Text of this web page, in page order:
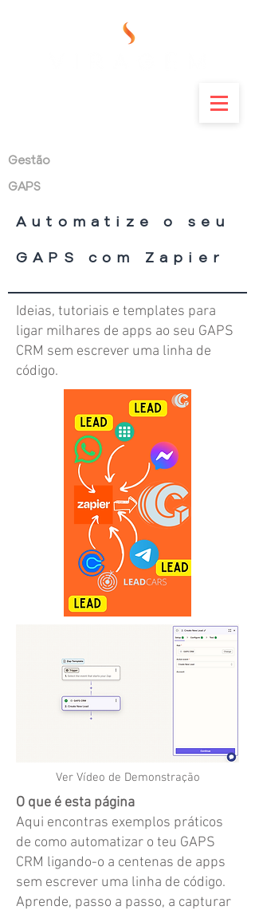
Gestão
GAPS
Automatize o seu
GAPS com Zapier
Ideias, tutoriais e templates para
ligar milhares de apps ao seu GAPS
CRM sem escrever uma linha de
código.
Ver Vídeo de Demonstração
O que é esta página
Aqui encontras exemplos práticos
de como automatizar o teu GAPS
CRM ligando-o a centenas de apps
sem escrever uma linha de código.
Aprende, passo a passo, a capturar